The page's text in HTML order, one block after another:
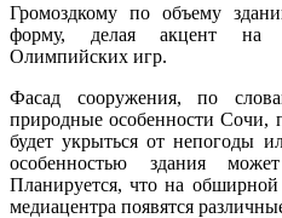
Громоздкому по объему
форму, делая акцент на
Олимпийских игр.
Фасад сооружения, по
природные особенности Сочи,
будет укрыться от непогоды
особенностью здания
Планируется, что на
медиацентра появятся